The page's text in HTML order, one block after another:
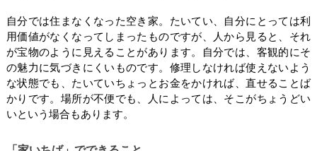
自分では住まなくなった空き家。たいてい、自分にとっては利
用価値がなくなってしまったものですが、人から見ると、それ
が宝物のように見えることがあります。自分では、客観的にそ
の魅力に気づきにくいものです。修理しなければ使えないよう
な状態でも、たいていちょっとお金をかければ、直せることば
かりです。場所が不便でも、人によっては、そこがちょうどい
いという場合もあります。